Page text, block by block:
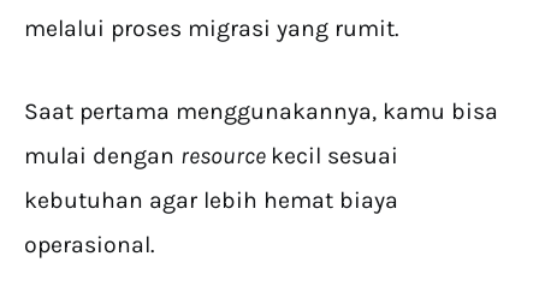
melalui proses migrasi yang rumit.
Saat pertama menggunakannya, kamu bisa
mulai dengan resource kecil sesuai
kebutuhan agar lebih hemat biaya
operasional.